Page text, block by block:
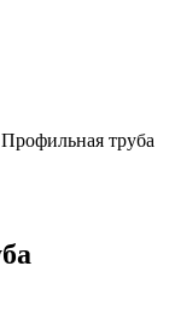
труба